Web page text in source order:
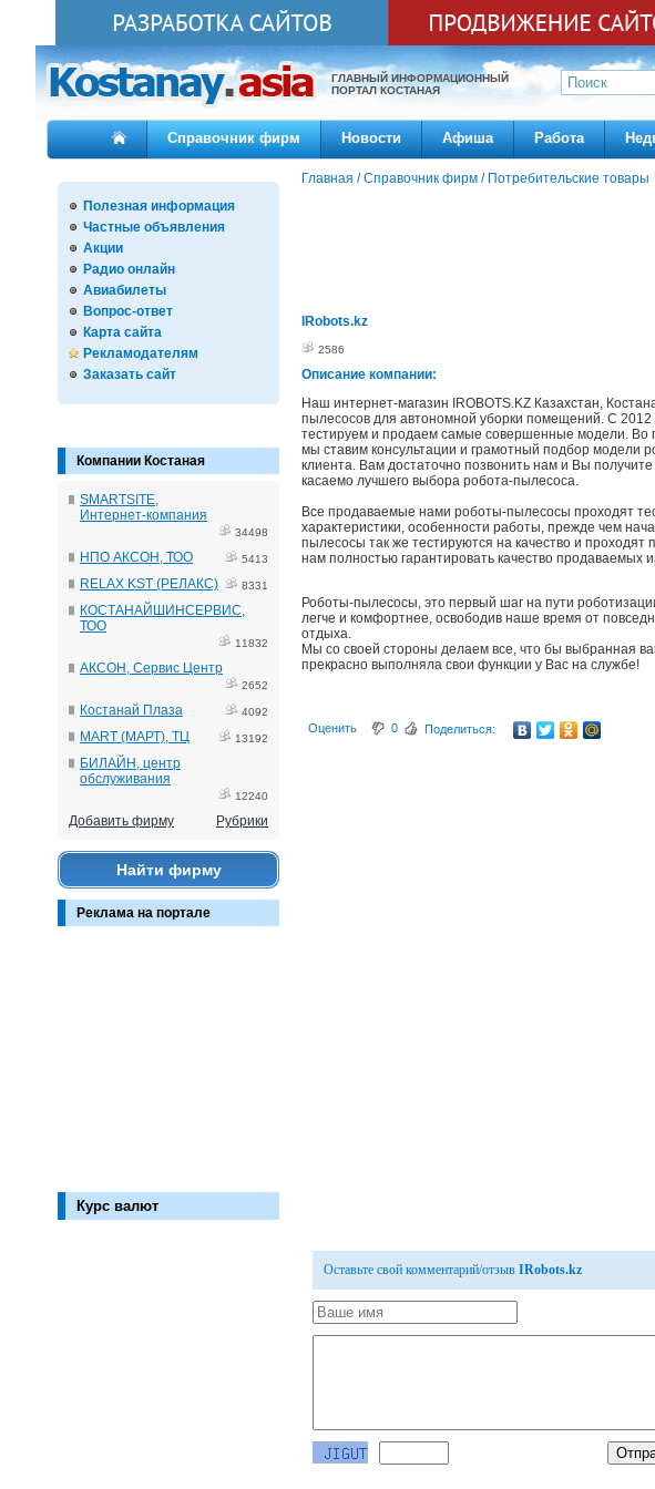
ГЛАВНЫЙ ИНФОРМАЦИОННЫЙ
ПОРТАЛ КОСТАНАЯ
Справочник фирм Новости Афиша Работа
Полезная информация
Частные объявления
Акции
Радио онлайн
Авиабилеты
Вопрос-ответ
Карта сайта
Рекламодателям
Заказать сайт
Компании Костаная
SMARTSITE,
Интернет-компания
34498
НПО АКСОН, ТОО 5413
RELAX KST (РЕЛАКС) 8331
КОСТАНАЙШИНСЕРВИС,
ТОО
11832
АКСОН, Сервис Центр
2652
Костанай Плаза 4092
MART (МАРТ), ТЦ 13192
БИЛАЙН, центр
обслуживания
12240
Добавить фирму Рубрики
Найти фирму
Реклама на портале
Курс валют
Главная /Справочник фирм / Потребительские товары
IRobots.kz
2586
Описание компании:
Наш интернет-магазин IROBOTS.KZ Казахстан,
пылесосов для автономной уборки помещений. С
тестируем и продаем самые совершенные модели. Во
мы ставим консультации и грамотный подбор модели
клиента. Вам достаточно позвонить нам и Вы
касаемо лучшего выбора робота-пылесоса.
Все продаваемые нами роботы-пылесосы проходят
характеристики, особенности работы, прежде чем
пылесосы так же тестируются на качество и
нам полностью гарантировать качество продаваемых
Роботы-пылесосы, это первый шаг на пути
легче и комфортнее, освободив наше время от
отдыха.
Мы со своей стороны делаем все, что бы выбранная
прекрасно выполняла свои функции у Вас на службе!
Оценить 0 Поделиться:
Оставьте свой комментарий/отзыв IRobots.kz